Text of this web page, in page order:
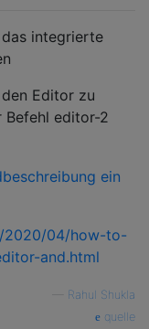
integrierte
Editor zu
Befehl editor-2
2020/04/how-to-
and.html
Rahul Shukla
quelle